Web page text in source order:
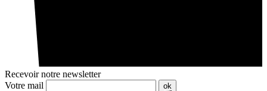
Recevoir notre newsletter
Votre mail
ok